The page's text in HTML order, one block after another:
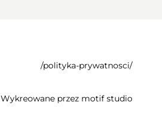
/polityka-prywatnosci/
Wykreowane przez motif studio